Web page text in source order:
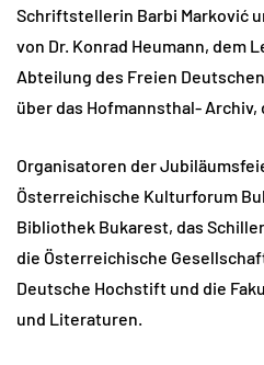
Schriftstellerin Barbi Marković
von Dr. Konrad Heumann, dem
Abteilung des Freien
über das Hofmannsthal-
Organisatoren der
Österreichische Kulturforum
Bibliothek Bukarest, das
die Österreichische
Deutsche Hochstift und die
und Literaturen.